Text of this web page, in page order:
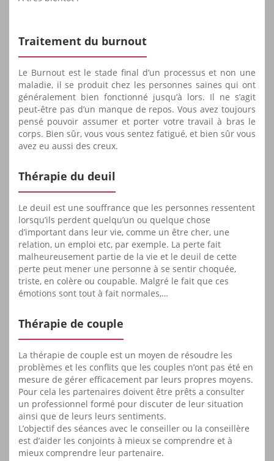
Traitement du burnout
Le Burnout est le stade final d’un processus et non une
maladie, il se produit chez les personnes saines qui ont
généralement bien fonctionné jusqu’à lors. Il ne s’agit
peut-être pas d’un manque de repos. Vous avez toujours
pensé pouvoir assumer et porter votre travail à bras le
corps. Bien sûr, vous vous sentez fatigué, et bien sûr vous
avez eu aussi des creux.
Thérapie du deuil
Le deuil est une souffrance que les personnes ressentent
lorsqu’ils perdent quelqu’un ou quelque chose
d’important dans leur vie, comme un être cher, une
relation, un emploi etc, par exemple. La perte fait
malheureusement partie de la vie et le deuil de cette
perte peut mener une personne à se sentir choquée,
triste, en colère ou coupable. Malgré le fait que ces
émotions sont tout à fait normales,…
Thérapie de couple
La thérapie de couple est un moyen de résoudre les
problèmes et les conflits que les couples n’ont pas été en
mesure de gérer efficacement par leurs propres moyens.
Pour cela les partenaires doivent être prêts a consulter
un professionnel formé pour discuter de leur situation
ainsi que de leurs leurs sentiments.
L’objectif des séances avec le conseiller ou la conseillère
est d’aider les conjoints à mieux se comprendre et à
mieux comprendre leur partenaire.